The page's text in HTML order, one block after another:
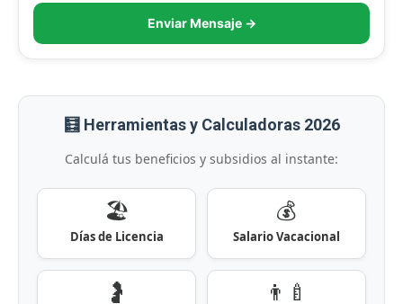
Enviar Mensaje →
🧮 Herramientas y Calculadoras 2026
Calculá tus beneficios y subsidios al instante:
🏖️
Días de Licencia
💰
Salario Vacacional
🤰 👨‍🍼